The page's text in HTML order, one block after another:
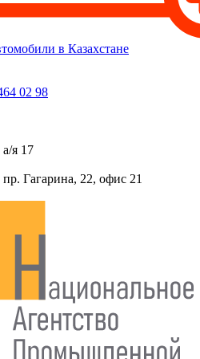
в Казахстане
02 98
я 17
Гагарина, 22, офис 21